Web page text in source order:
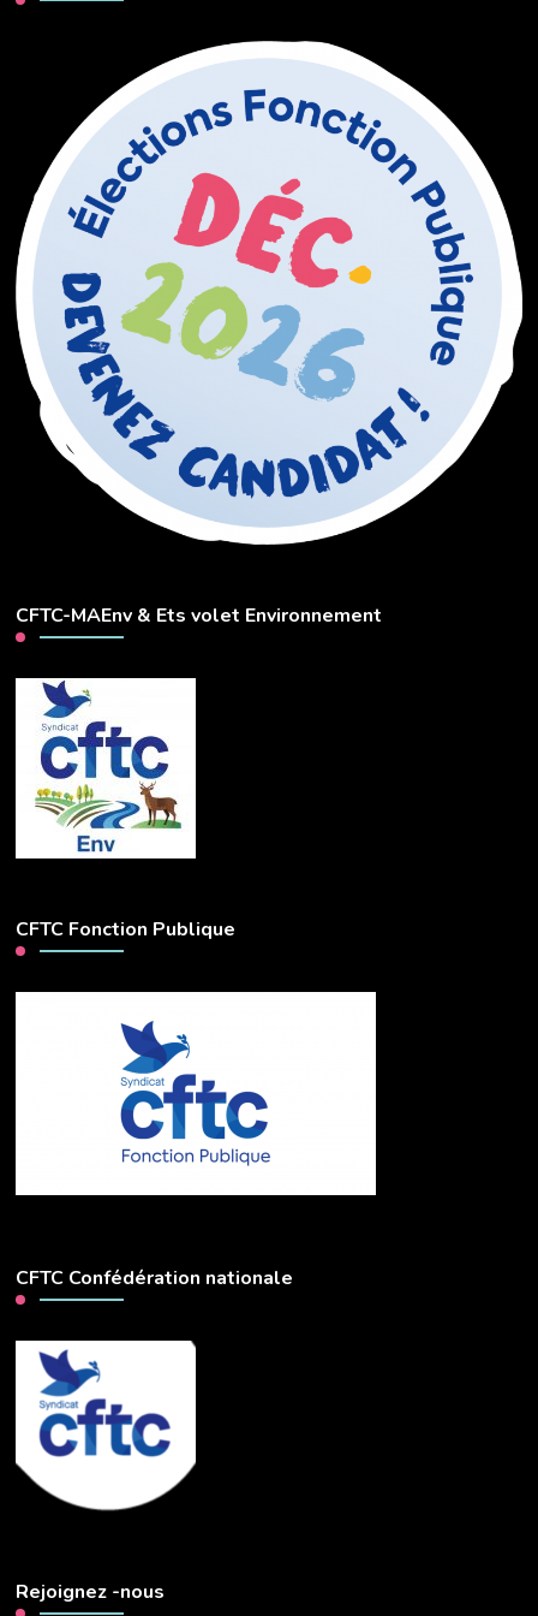
CFTC-MAEnv & Ets volet Environnement
CFTC Fonction Publique
CFTC Confédération nationale
Rejoignez -nous